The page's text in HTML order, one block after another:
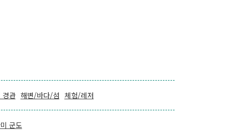
경관 해변/바다/섬 체험/레저
군도